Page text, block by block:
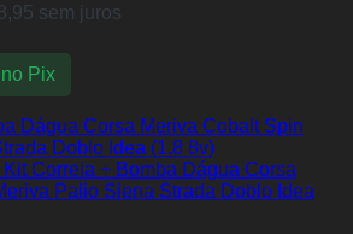
sem juros
no Pix